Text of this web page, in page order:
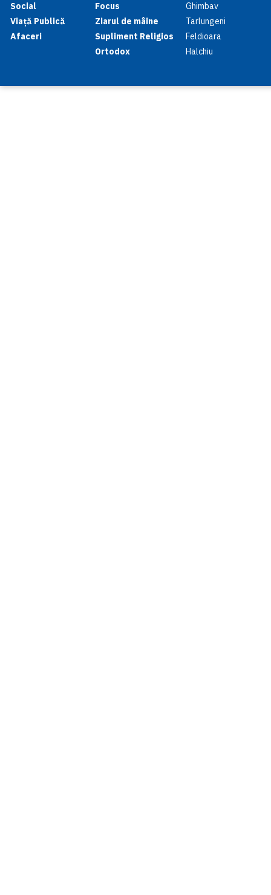
Social
Viață Publică
Afaceri
Focus
Ziarul de mâine
Supliment Religios
Ortodox
Ghimbav
Tarlungeni
Feldioara
Halchiu